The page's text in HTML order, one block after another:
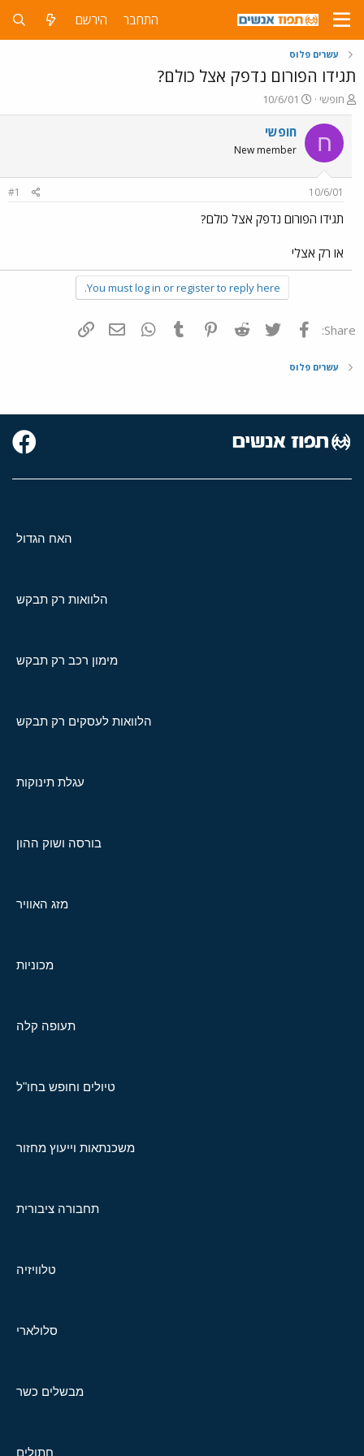
התחבר הירשם
עשרים פלוס
תגידו הפורום נדפק אצל כולם?
פ
ו
ת
ח
ה
ש
א
חופשי
פ
ו
ר
ם
ר
ך
10/6/01
ח חופשי
New member
10/6/01
#1
תגידו הפורום נדפק אצל כולם?
או רק אצלי
You must log in or register to reply here.
Share: פייסבוק Twitter
Reddit
Pinterest
Tumblr
WhatsAppדואר אלקטרוני
עשרים פלוס
האח הגדול
הלוואות רק תבקש
מימון רכב רק תבקש
הלוואות לעסקים רק תבקש
עגלת תינוקות
בורסה ושוק ההון
מזג האוויר
מכוניות
תעופה קלה
טיולים וחופש בחו"ל
משכנתאות וייעוץ מחזור
תחבורה ציבורית
טלוויזיה
סלולארי
מבשלים כשר
חתולים